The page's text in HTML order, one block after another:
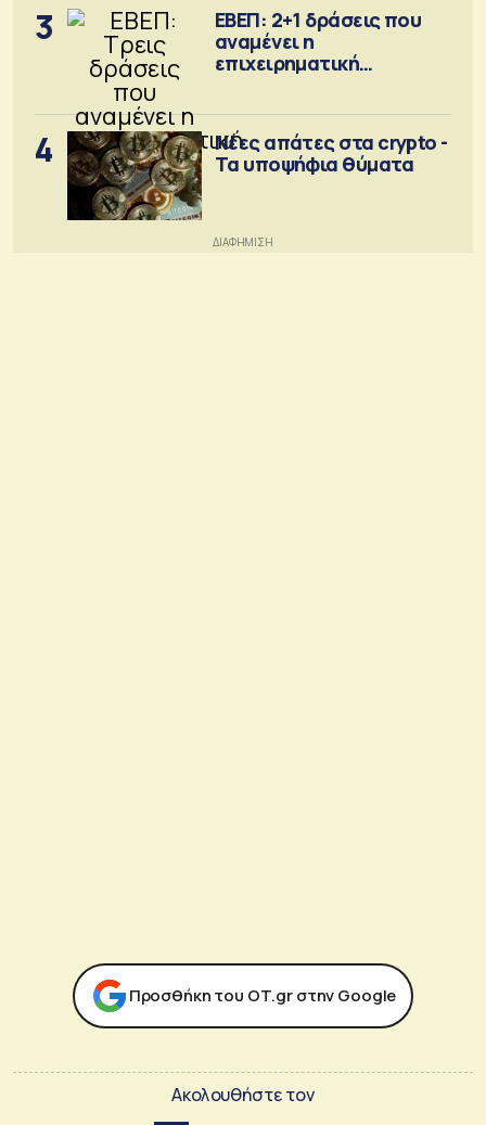
3
ΕΒΕΠ: 2+1 δράσεις που
αναμένει η
επιχειρηματική
4
Νέες απάτες στα crypto -
Τα υποψήφια θύματα
Προσθήκη του ΟΤ.gr στην Google
Ακολουθήστε τον